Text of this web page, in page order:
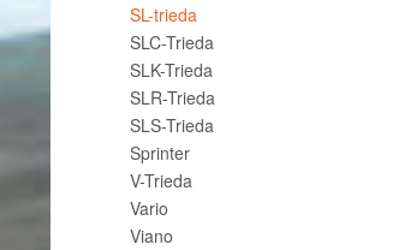
SL-trieda
SLC-Trieda
SLK-Trieda
SLR-Trieda
SLS-Trieda
Sprinter
V-Trieda
Vario
Viano